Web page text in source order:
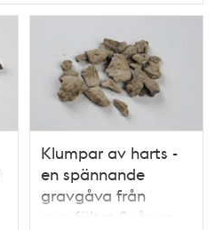
Klumpar av harts -
en spännande
gravgåva från
gravfältet Spånga